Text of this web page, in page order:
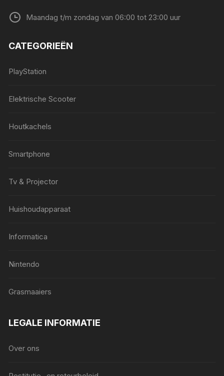
Maandag t/m zondag van 06:00 tot 23:00 uur
CATEGORIEËN
PlayStation
Elektrische Scooter
Houtkachels
Smartphone
Tv & Projector
Huishoudapparaat
Informatica
Nintendo
Grasmaaiers
LEGALE INFORMATIE
Over ons